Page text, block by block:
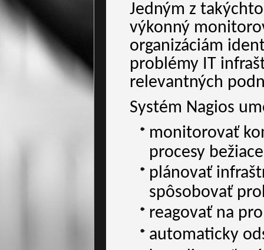
Jedným z
výkonný
organizáciám
problémy IT
relevantných
Systém Nagios
monitorovať
procesy
plánovať
spôsobovať
reagovať na
automaticky